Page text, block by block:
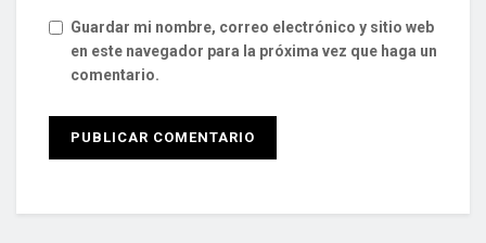
Guardar mi nombre, correo electrónico y sitio web
en este navegador para la próxima vez que haga un
comentario.